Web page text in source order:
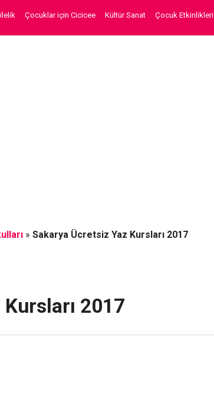
Çocuklar için Cicicee Kültür Sanat Çocuk Etkinlikleri
» Sakarya Ücretsiz Yaz Kursları 2017
2017